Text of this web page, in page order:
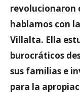
revolucionaron
hablamos con
Villalta. Ella
burocráticos
sus familias e
para la